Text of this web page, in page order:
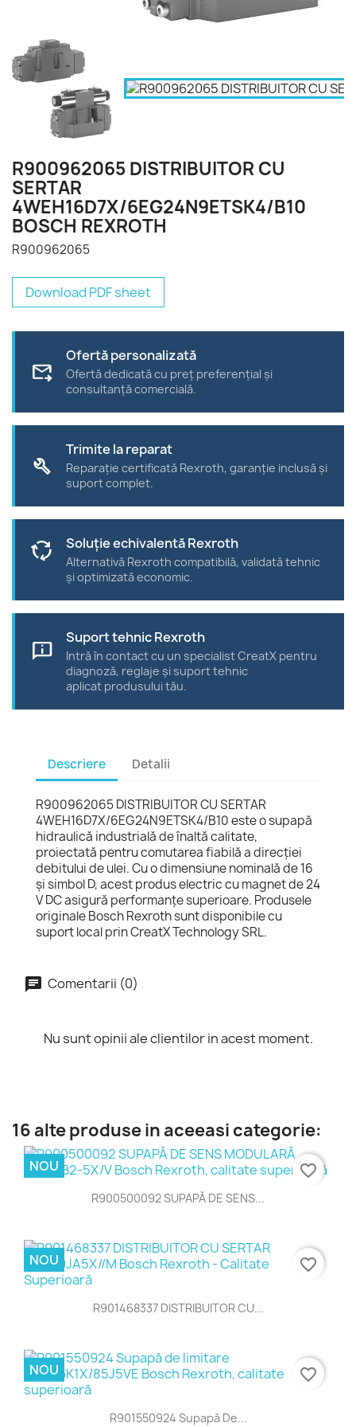
R900962065 DISTRIBUITOR CU
SERTAR
4WEH16D7X/6EG24N9ETSK4/B10
BOSCH REXROTH
R900962065
Download PDF sheet
forward_to_inbox
Ofertă personalizată
Ofertă dedicată cu preț preferențial și
consultanță comercială.
build
Trimite la reparat
Reparație certificată Rexroth, garanție inclusă și
suport complet.
cycle Soluție echivalentă Rexroth
Alternativă Rexroth compatibilă, validată tehnic
și optimizată economic.
chat_info
Suport tehnic Rexroth
Intră în contact cu un specialist CreatX pentru
diagnoză, reglaje și suport tehnic
aplicat produsului tău.
Descriere Detalii
R900962065 DISTRIBUITOR CU SERTAR
4WEH16D7X/6EG24N9ETSK4/B10 este o supapă
hidraulică industrială de înaltă calitate,
proiectată pentru comutarea fiabilă a direcției
debitului de ulei. Cu o dimensiune nominală de 16
și simbol D, acest produs electric cu magnet de 24
V DC asigură performanțe superioare. Produsele
originale Bosch Rexroth sunt disponibile cu
suport local prin CreatX Technology SRL.
Comentarii (0)
Nu sunt opinii ale clientilor in acest moment.
16 alte produse in aceeasi categorie:
R900500092 SUPAPĂ DE SENS...
NOU favorite_border
R901468337 DISTRIBUITOR CU...
NOU favorite_border
R901550924 Supapă De...
NOU favorite_border